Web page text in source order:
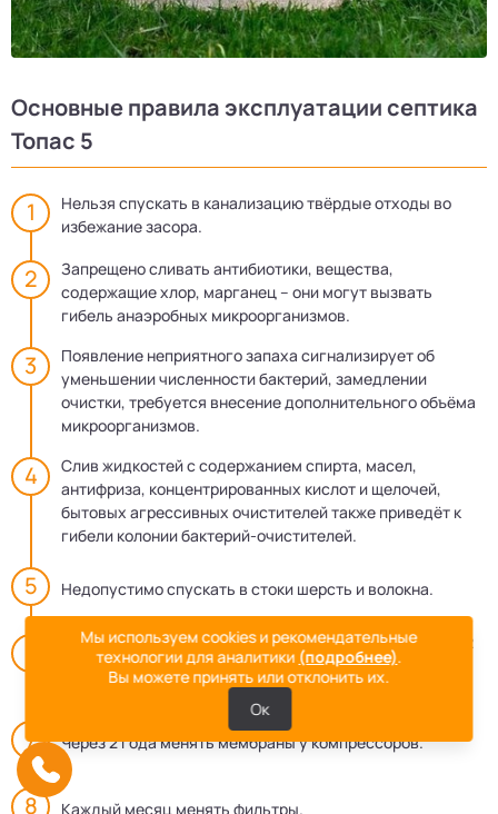
Основные правила эксплуатации септика
Топас 5
Нельзя спускать в канализацию твёрдые отходы во
избежание засора.
Запрещено сливать антибиотики, вещества,
содержащие хлор, марганец – они могут вызвать
гибель анаэробных микроорганизмов.
Появление неприятного запаха сигнализирует об
уменьшении численности бактерий, замедлении
очистки, требуется внесение дополнительного объёма
микроорганизмов.
Слив жидкостей с содержанием спирта, масел,
антифриза, концентрированных кислот и щелочей,
бытовых агрессивных очистителей также приведёт к
гибели колонии бактерий-очистителей.
Недопустимо спускать в стоки шерсть и волокна.
Регулярно проводить техобслуживание – 3–4 раза в 12
месяцев выкачивать ил, удалять непереработанные
отходы.
Через 2 года менять мембраны у компрессоров.
Каждый месяц менять фильтры.
Мы используем cookies и рекомендательные
технологии для аналитики (подробнее).
Вы можете принять или отклонить их.
Ок